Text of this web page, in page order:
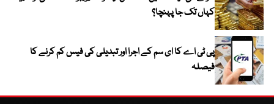
کہاں تک جا پہنچا؟
پی ٹی اے کا ای سم کے اجرا اور تبدیلی کی فیس کم کرنے کا
فیصلہ